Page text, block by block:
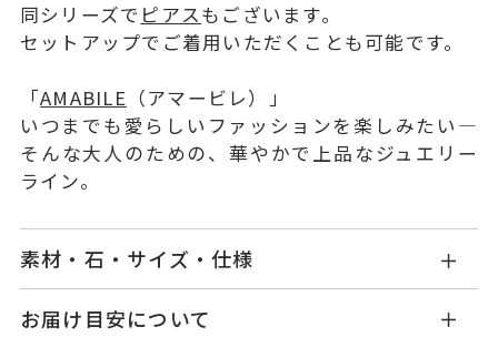
同シリーズで ピアスもございます。
セットアップでご着用いただくことも可能です。
「AMABILE （アマービレ）」
いつまでも愛らしいファッションを楽しみたい―
そんな大人のための、華やかで上品なジュエリー
ライン。
素材・石・サイズ・仕様
品番
MR2202B001FPYG1
お届け目安について